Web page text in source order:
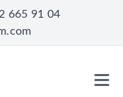
665 91 04